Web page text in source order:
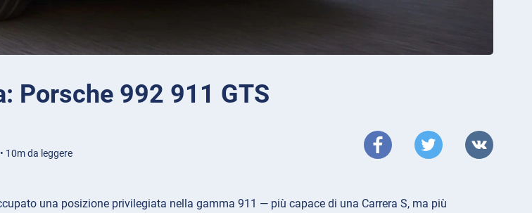
Porsche 992 911 GTS
10m da leggere
una posizione privilegiata nella gamma 911 — più capace di una Carrera S, ma più